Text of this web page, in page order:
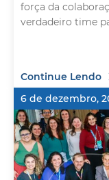
força da
Continue Lendo
6 de dezembro,